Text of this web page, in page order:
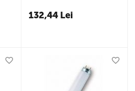
132,44 Lei